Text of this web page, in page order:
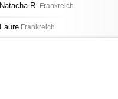
Natacha R. Frankreich
Faure Frankreich